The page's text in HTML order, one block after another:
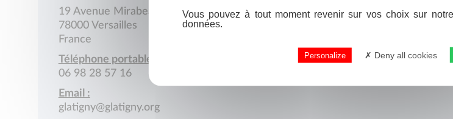
19 Avenue Mirabeau
78000 Versailles
France
Téléphone portable :
06 98 28 57 16
Email :
glatigny@glatigny.org
Vous pouvez à tout moment revenir sur vos choix sur
données.
Personalize Deny all cookies